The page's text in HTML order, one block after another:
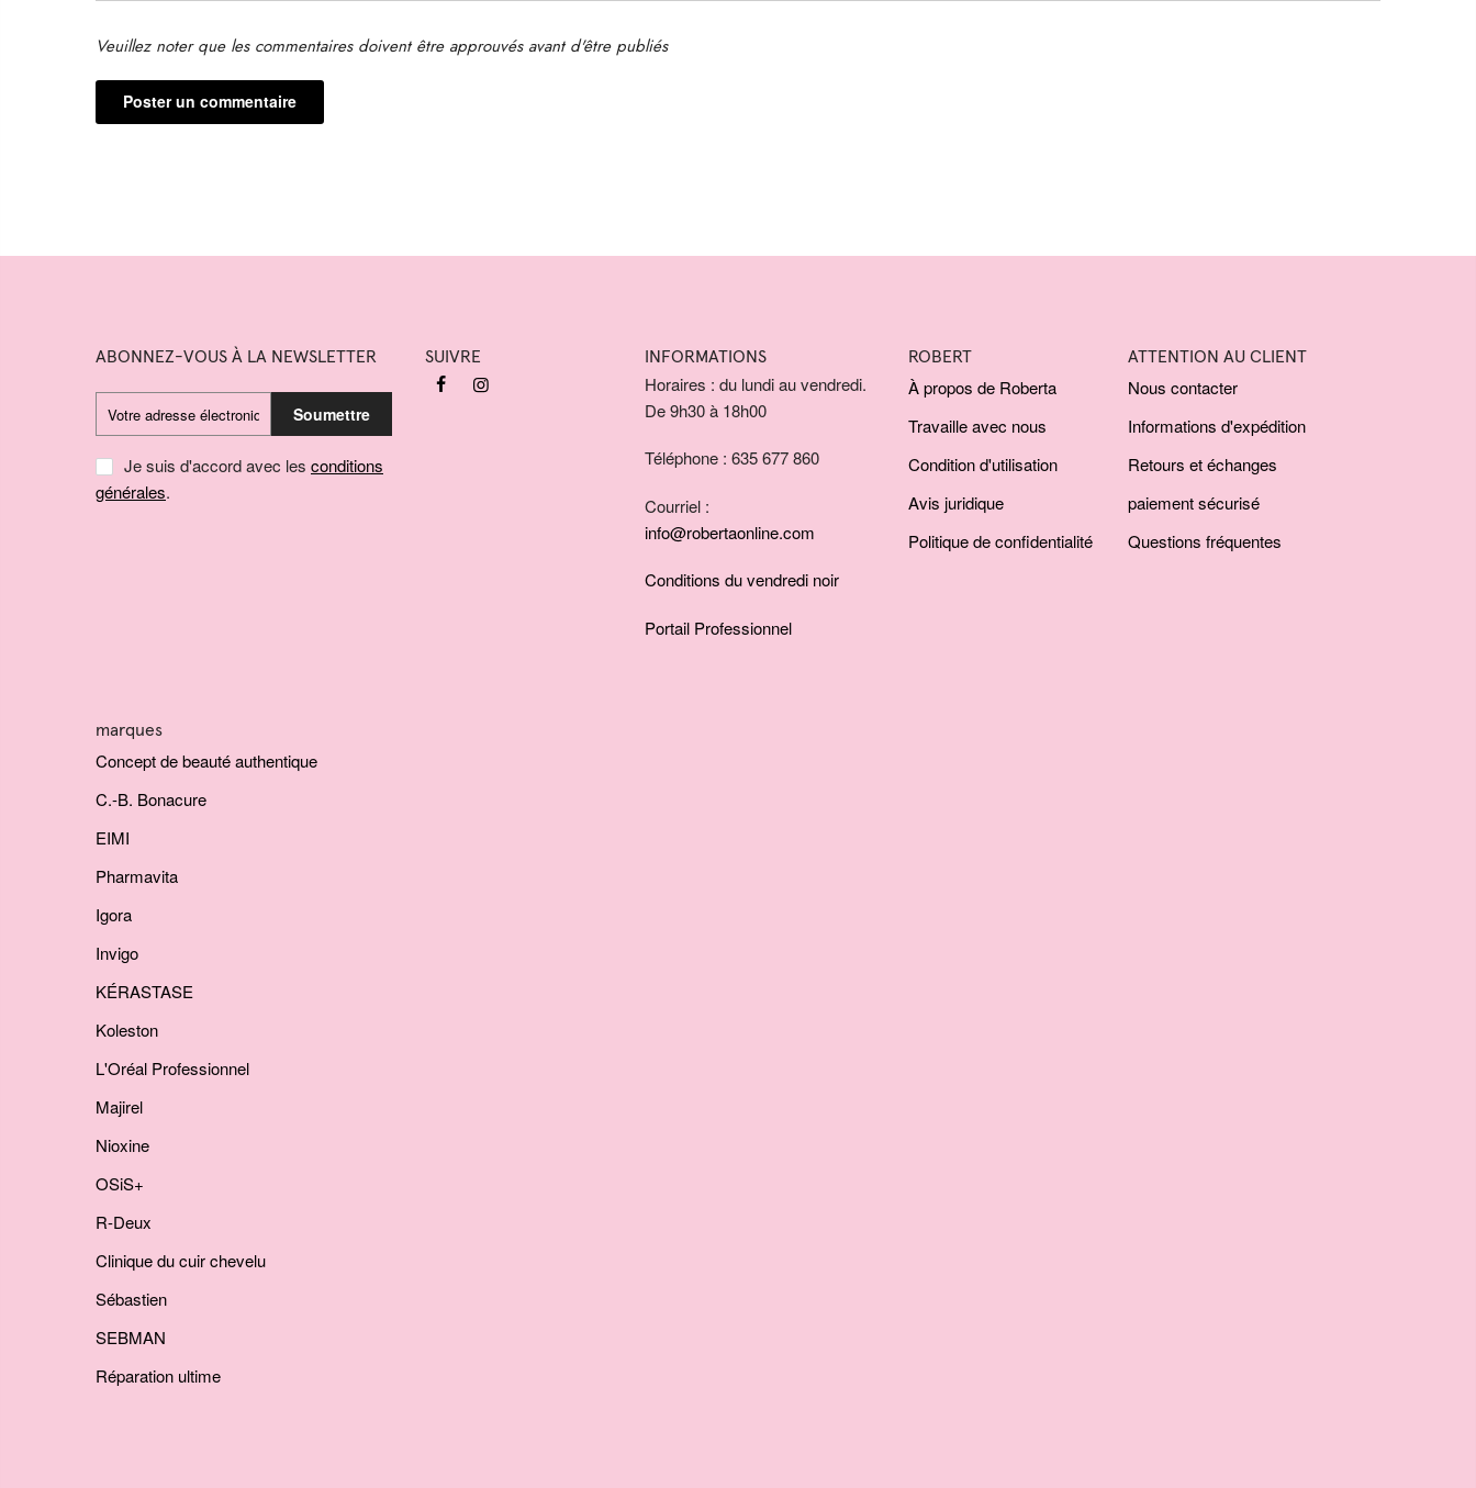
Veuillez noter que les commentaires doivent être approuvés avant d'être publiés
ABONNEZ-VOUS À LA NEWSLETTER
Soumettre
Je suis d'accord avec les conditions
générales.
SUIVRE INFORMATIONS
Horaires : du lundi au vendredi.
De 9h30 à 18h00
Téléphone : 635 677 860
Courriel :
info@robertaonline.com
Conditions du vendredi noir
Portail Professionnel
ROBERT
À propos de Roberta
Travaille avec nous
Condition d'utilisation
Avis juridique
Politique de confidentialité
ATTENTION AU CLIENT
Nous contacter
Informations d'expédition
Retours et échanges
paiement sécurisé
Questions fréquentes
marques
Concept de beauté authentique
C.-B. Bonacure
EIMI
Pharmavita
Igora
Invigo
KÉRASTASE
Koleston
L'Oréal Professionnel
Majirel
Nioxine
OSiS+
R-Deux
Clinique du cuir chevelu
Sébastien
SEBMAN
Réparation ultime